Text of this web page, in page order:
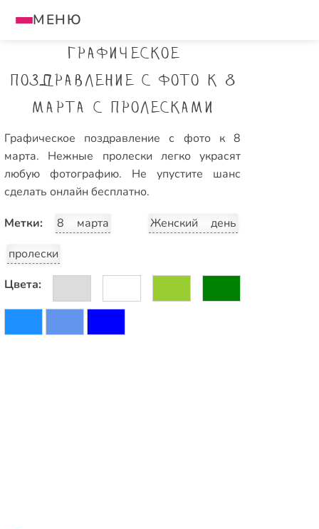
МЕНЮ
Графическое
поздравление с фото к 8
марта с пролесками
Графическое поздравление с фото к 8
марта. Нежные пролески легко украсят
любую фотографию. Не упустите шанс
сделать онлайн бесплатно.
Метки:
8 марта
Женский день
пролески
Цвета: